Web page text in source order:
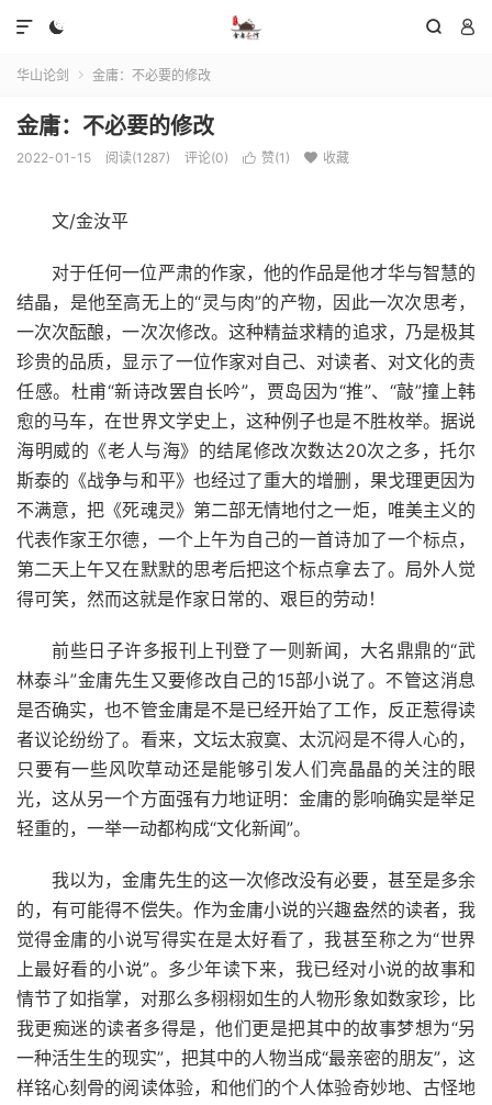
  

华山论剑  金庸：不必要的修改
金庸：不必要的修改
2022-01-15 阅读(1287) 评论(0)  赞(1 )  收藏
文/金汝平
对于任何一位严肃的作家，他的作品是他才华与智慧的
结晶，是他至高无上的“灵与肉”的产物，因此一次次思考，
一次次酝酿，一次次修改。这种精益求精的追求，乃是极其
珍贵的品质，显示了一位作家对自己、对读者、对文化的责
任感。杜甫“新诗改罢自长吟”，贾岛因为“推”、“敲”撞上韩
愈的马车，在世界文学史上，这种例子也是不胜枚举。据说
海明威的《老人与海》的结尾修改次数达20次之多，托尔
斯泰的《战争与和平》也经过了重大的增删，果戈理更因为
不满意，把《死魂灵》第二部无情地付之一炬，唯美主义的
代表作家王尔德，一个上午为自己的一首诗加了一个标点，
第二天上午又在默默的思考后把这个标点拿去了。局外人觉
得可笑，然而这就是作家日常的、艰巨的劳动！
前些日子许多报刊上刊登了一则新闻，大名鼎鼎的“武
林泰斗”金庸先生又要修改自己的15部小说了。不管这消息
是否确实，也不管金庸是不是已经开始了工作，反正惹得读
者议论纷纷了。看来，文坛太寂寞、太沉闷是不得人心的，
只要有一些风吹草动还是能够引发人们亮晶晶的关注的眼
光，这从另一个方面强有力地证明：金庸的影响确实是举足
轻重的，一举一动都构成“文化新闻”。
我以为，金庸先生的这一次修改没有必要，甚至是多余
的，有可能得不偿失。作为金庸小说的兴趣盎然的读者，我
觉得金庸的小说写得实在是太好看了，我甚至称之为“世界
上最好看的小说”。多少年读下来，我已经对小说的故事和
情节了如指掌，对那么多栩栩如生的人物形象如数家珍，比
我更痴迷的读者多得是，他们更是把其中的故事梦想为“另
一种活生生的现实”，把其中的人物当成“最亲密的朋友”，这
样铭心刻骨的阅读体验，和他们的个人体验奇妙地、古怪地